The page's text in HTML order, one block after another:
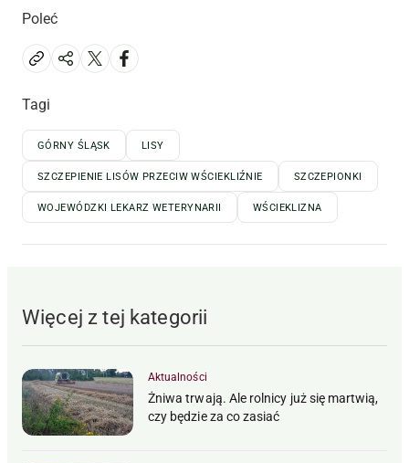
Poleć
Tagi
GÓRNY ŚLĄSK LISY
SZCZEPIENIE LISÓW PRZECIW WŚCIEKLIŹNIE SZCZEPIONKI
WOJEWÓDZKI LEKARZ WETERYNARII WŚCIEKLIZNA
Więcej z tej kategorii
Aktualności
Żniwa trwają. Ale rolnicy już się martwią,
czy będzie za co zasiać